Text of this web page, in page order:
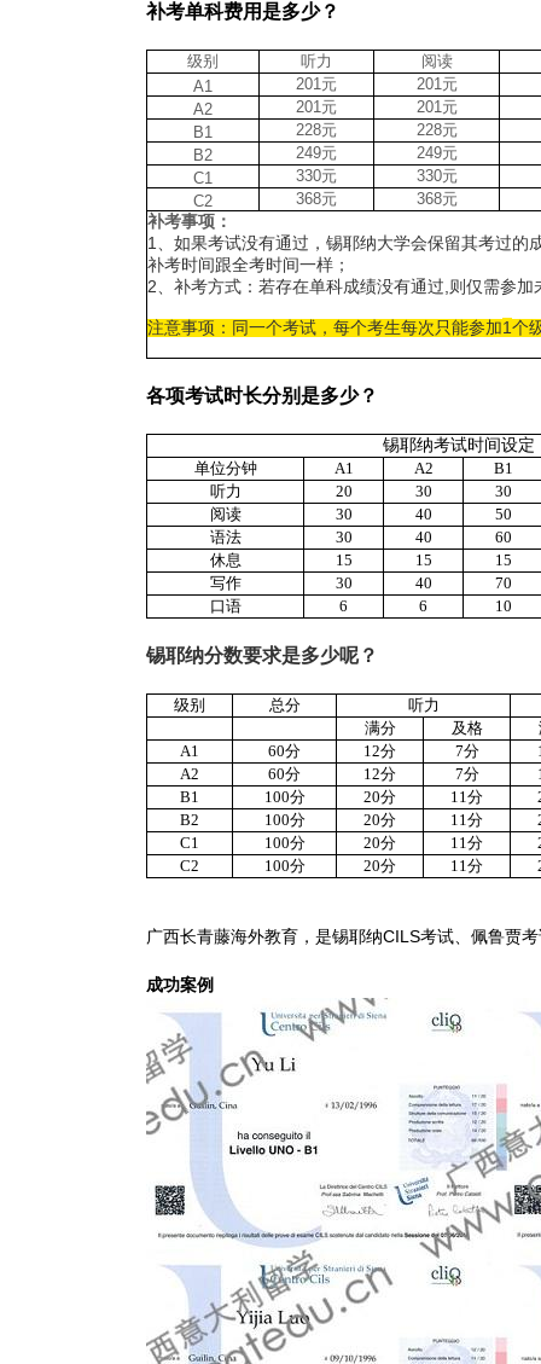
补考单科费用是多少？
级别 听力
阅读
A1
201元 201元
A2
201元 201元
B1
228元 228元
B2
249元 249元
C1
330元 330元
C2
368元 368元
补考事项：
1 、如果考试没有通过，锡耶纳大学会保留其考过的
补考时间跟全考时间一样；
2、补考方式：若存在单科成绩没有通过 则仅需参加
注意事项：同一个考试，每个考生每次只能参加1个
各项考试时长分别是多少？
锡耶纳考试时间设定
单位分钟 A1 A2
B1
听力
20 30
30
阅读
30 40
50
语法
30 40
60
休息
15 15
15
写作
30 40
70
口语
6 6 10
锡耶纳分数要求是多少呢？
级别 总分
听力
满分
及格
A1
60分 12分 7分
A2
60分 12分 7分
B1
100分 20分 11分
B2
100分 20分 11分
C1
100分 20分 11分
C2
100分 20分 11分
广西长青藤海外教育，是锡耶纳CILS考试、佩鲁贾
成功案例